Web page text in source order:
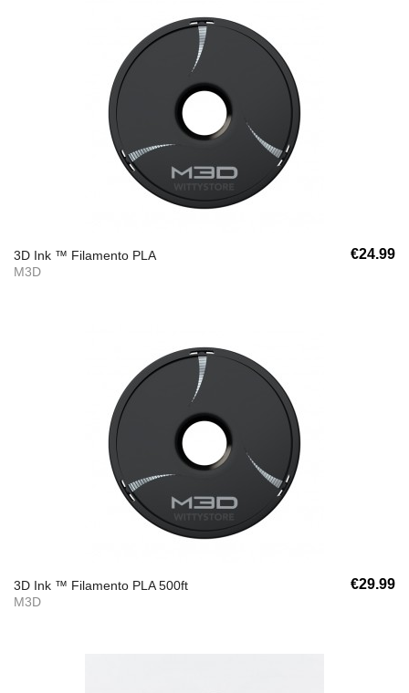
3D Ink ™ Filamento PLA
M3D
€24.99
3D Ink ™ Filamento PLA 500ft
M3D
€29.99